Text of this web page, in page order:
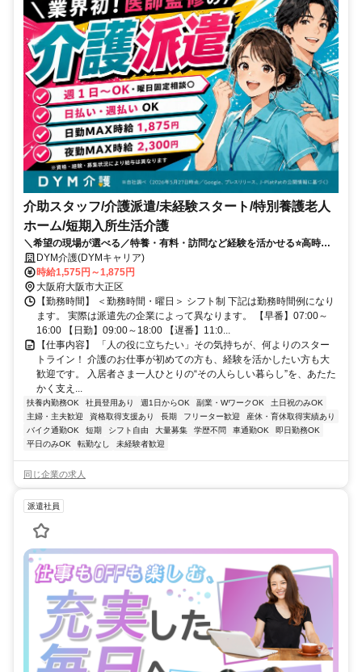
介助スタッフ/介護派遣/未経験スタート/特別養護老人
ホーム/短期入所生活介護
＼希望の現場が選べる／特養・有料・訪問など経験を活かせる⭐️高時給⭐️
日勤のみ・夜勤専従も相談OK✨
DYM介護(DYMキャリア)
時給1,575円～1,875円
大阪府大阪市大正区
【勤務時間】 ＜勤務時間・曜日＞ シフト制 下記は勤務時間例になり
ます。 実際は派遣先の企業によって異なります。 【早番】07:00～
16:00 【日勤】09:00～18:00 【遅番】11:0...
【仕事内容】 「人の役に立ちたい」その気持ちが、何よりのスター
トライン！ 介護のお仕事が初めての方も、経験を活かしたい方も大
歓迎です。 入居者さま一人ひとりの“その人らしい暮らし”を、あたた
かく支え...
扶養内勤務OK 社員登用あり 週1日からOK 副業・WワークOK
土日祝のみOK
主婦・主夫歓迎
資格取得支援あり 長期 フリーター歓迎
産休・育休取得実績あり
バイク通勤OK
短期 シフト自由 大量募集 学歴不問 車通勤OK
即日勤務OK
平日のみOK
転勤なし 未経験者歓迎
同じ企業の求人
派遣社員